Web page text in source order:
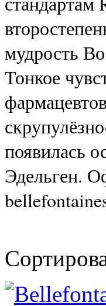
мудрость
Тонкое
появилась
Эдельген.